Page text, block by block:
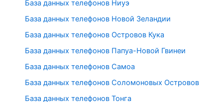
База данных телефонов Ниуэ
База данных телефонов Новой Зеландии
База данных телефонов Островов Кука
База данных телефонов Папуа-Новой Гвинеи
База данных телефонов Самоа
База данных телефонов Соломоновых Островов
База данных телефонов Тонга